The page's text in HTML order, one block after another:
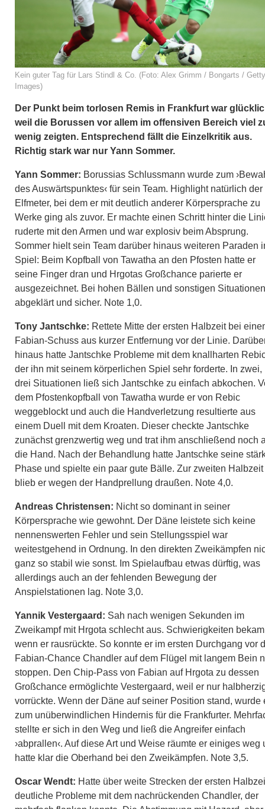
Kein guter Tag für Lars Stindl & Co. (Foto: Alex Grimm / Bongarts / Getty
Images)
Der Punkt beim torlosen Remis in Frankfurt war
weil die Borussen vor allem im offensiven Bereich viel
wenig zeigten. Entsprechend fällt die Einzelkritik aus.
Richtig stark war nur Yann Sommer.
Yann Sommer: Borussias Schlussmann wurde zum
des Auswärtspunktes‹ für sein Team. Highlight natürlich der
Elfmeter, bei dem er mit deutlich anderer Körpersprache zu
Werke ging als zuvor. Er machte einen Schritt hinter die
ruderte mit den Armen und war explosiv beim Absprung.
Sommer hielt sein Team darüber hinaus weiteren Paraden
Spiel: Beim Kopfball von Tawatha an den Pfosten hatte er
seine Finger dran und Hrgotas Großchance parierte er
ausgezeichnet. Bei hohen Bällen und sonstigen Situationen
abgeklärt und sicher. Note 1,0.
Tony Jantschke: Rettete Mitte der ersten Halbzeit bei
Fabian-Schuss aus kurzer Entfernung vor der Linie.
hinaus hatte Jantschke Probleme mit dem knallharten
der ihn mit seinem körperlichen Spiel sehr forderte. In zwei,
drei Situationen ließ sich Jantschke zu einfach abkochen.
dem Pfostenkopfball von Tawatha wurde er von Rebic
weggeblockt und auch die Handverletzung resultierte aus
einem Duell mit dem Kroaten. Dieser checkte Jantschke
zunächst grenzwertig weg und trat ihm anschließend noch
die Hand. Nach der Behandlung hatte Jantschke seine
Phase und spielte ein paar gute Bälle. Zur zweiten Halbzeit
blieb er wegen der Handprellung draußen. Note 4,0.
Andreas Christensen: Nicht so dominant in seiner
Körpersprache wie gewohnt. Der Däne leistete sich keine
nennenswerten Fehler und sein Stellungsspiel war
weitestgehend in Ordnung. In den direkten Zweikämpfen
ganz so stabil wie sonst. Im Spielaufbau etwas dürftig, was
allerdings auch an der fehlenden Bewegung der
Anspielstationen lag. Note 3,0.
Yannik Vestergaard: Sah nach wenigen Sekunden im
Zweikampf mit Hrgota schlecht aus. Schwierigkeiten bekam
wenn er rausrückte. So konnte er im ersten Durchgang vor
Fabian-Chance Chandler auf dem Flügel mit langem Bein
stoppen. Den Chip-Pass von Fabian auf Hrgota zu dessen
Großchance ermöglichte Vestergaard, weil er nur
vorrückte. Wenn der Däne auf seiner Position stand, wurde
zum unüberwindlichen Hindernis für die Frankfurter.
stellte er sich in den Weg und ließ die Angreifer einfach
›abprallen‹. Auf diese Art und Weise räumte er einiges weg
hatte klar die Oberhand bei den Zweikämpfen. Note 3,5.
Oscar Wendt: Hatte über weite Strecken der ersten
deutliche Probleme mit dem nachrückenden Chandler, der